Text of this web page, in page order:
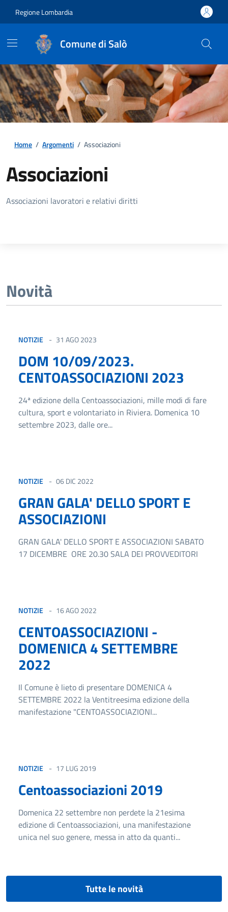
Regione Lombardia
Comune di Salò
Home / Argomenti / Associazioni
Associazioni
Dettagli della notizia
Associazioni lavoratori e relativi diritti
Novità
NOTIZIE 31 AGO 2023
DOM 10/09/2023.
CENTOASSOCIAZIONI 2023
24ª edizione della Centoassociazioni, mille modi di fare
cultura, sport e volontariato in Riviera. Domenica 10
settembre 2023, dalle ore...
NOTIZIE 06 DIC 2022
GRAN GALA' DELLO SPORT E
ASSOCIAZIONI
GRAN GALA' DELLO SPORT E ASSOCIAZIONI SABATO
17 DICEMBRE ORE 20.30 SALA DEI PROVVEDITORI
NOTIZIE 16 AGO 2022
CENTOASSOCIAZIONI -
DOMENICA 4 SETTEMBRE
2022
Il Comune è lieto di presentare DOMENICA 4
SETTEMBRE 2022 la Ventitreesima edizione della
manifestazione "CENTOASSOCIAZIONI...
NOTIZIE 17 LUG 2019
Centoassociazioni 2019
Domenica 22 settembre non perdete la 21esima
edizione di Centoassociazioni, una manifestazione
unica nel suo genere, messa in atto da quanti...
Tutte le novità